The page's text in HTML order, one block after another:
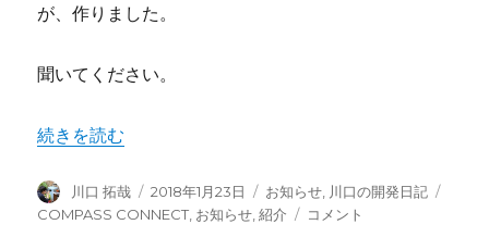
が、作りました。
聞いてください。
“COMPASS CONNECT公開しました” の
続きを読む
投
稿
川口 拓哉
投
稿
2018年1月23日
カ
テ
お知らせ 川口の開発日記
COMPASS CONNECT お知らせ ,紹介
COMPASS
コメント